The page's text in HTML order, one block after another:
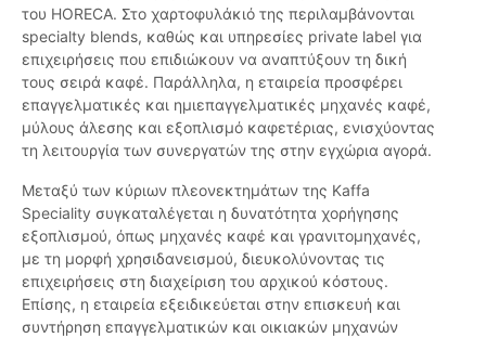
του HORECA. Στο χαρτοφυλάκιό της περιλαμβάνονται
specialty blends, καθώς και υπηρεσίες private label για
επιχειρήσεις που επιδιώκουν να αναπτύξουν τη δική
τους σειρά καφέ. Παράλληλα, η εταιρεία προσφέρει
επαγγελματικές και ημιεπαγγελματικές μηχανές καφέ,
μύλους άλεσης και εξοπλισμό καφετέριας, ενισχύοντας
τη λειτουργία των συνεργατών της στην εγχώρια αγορά.
Μεταξύ των κύριων πλεονεκτημάτων της Kaffa
Speciality συγκαταλέγεται η δυνατότητα χορήγησης
εξοπλισμού, όπως μηχανές καφέ και γρανιτομηχανές,
με τη μορφή χρησιδανεισμού, διευκολύνοντας τις
επιχειρήσεις στη διαχείριση του αρχικού κόστους.
Επίσης, η εταιρεία εξειδικεύεται στην επισκευή και
συντήρηση επαγγελματικών και οικιακών μηχανών